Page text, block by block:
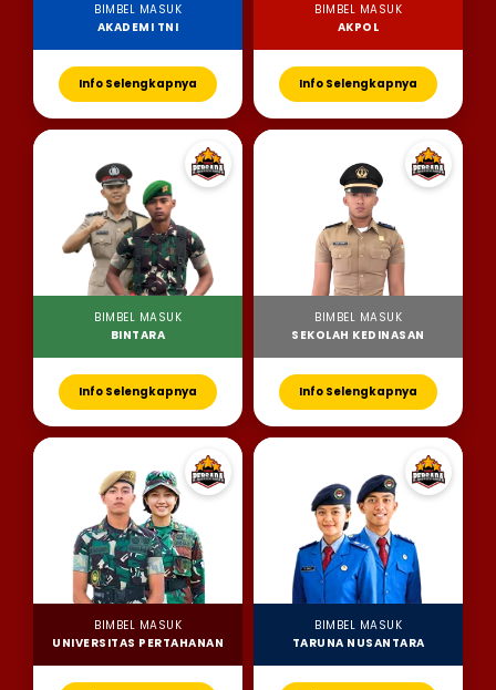
BIMBEL MASUK
AKADEMI TNI
Info Selengkapnya
BIMBEL MASUK
AKPOL
Info Selengkapnya
BIMBEL MASUK
BINTARA
Info Selengkapnya
BIMBEL MASUK
SEKOLAH KEDINASAN
Info Selengkapnya
BIMBEL MASUK
UNIVERSITAS PERTAHANAN
BIMBEL MASUK
TARUNA NUSANTARA